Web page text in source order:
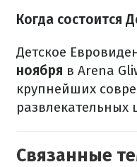
Когда состоится
Детское
ноября в Arena
крупнейших
Связанные